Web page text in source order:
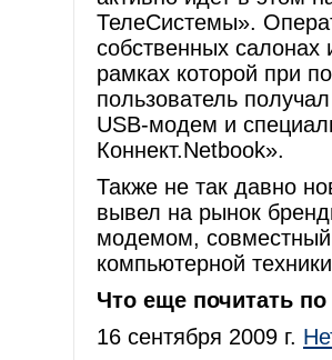
ТелеСистемы».
собственных салонах
рамках которой при
пользователь
USB-модем и
Коннект.Netbook».
Также не так давно
вывел на рынок
модемом, совместный
компьютерной
Что еще почитать
16 сентября 2009 г.